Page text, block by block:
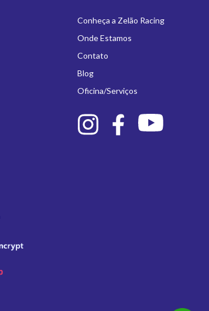
Conheça a Zelão Racing
Onde Estamos
Contato
Blog
Oficina/Serviços